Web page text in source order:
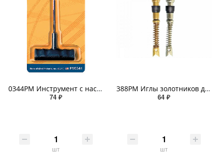
0344PM Инструмент с насечками для ремонта бескамерн
74 ₽
шт
388РМ Иглы золотников длинные
64 ₽
шт